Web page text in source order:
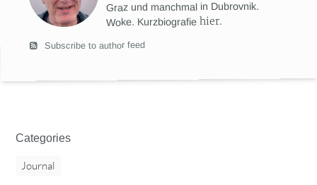
Graz und manchmal in Dubrovnik.
Woke. Kurzbiografiehier.
Subscribe to author feed
Categories
Journal